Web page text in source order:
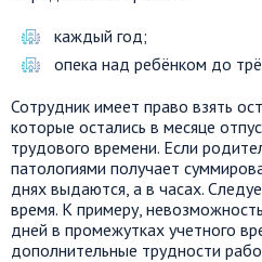
каждый год;
опека над ребёнком до
Сотрудник имеет право взять
которые остались в месяце
трудового времени. Если
патологиями получает
днях выдаются, а в часах.
время. К примеру,
дней в промежутках учетного
дополнительные трудности